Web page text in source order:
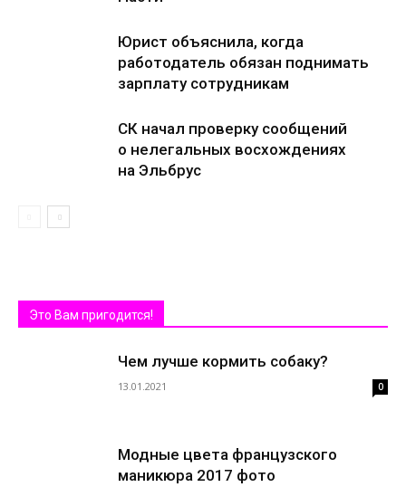
Юрист объяснила, когда
работодатель обязан поднимать
зарплату сотрудникам
СК начал проверку сообщений
о нелегальных восхождениях
на Эльбрус
Это Вам пригодится!
Чем лучше кормить собаку?
13.01.2021 0
Модные цвета французского
маникюра 2017 фото